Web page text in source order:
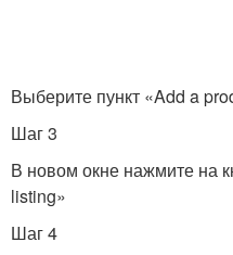
Выберите пункт «Add a
Шаг 3
В новом окне нажмите на
listing»
Шаг 4